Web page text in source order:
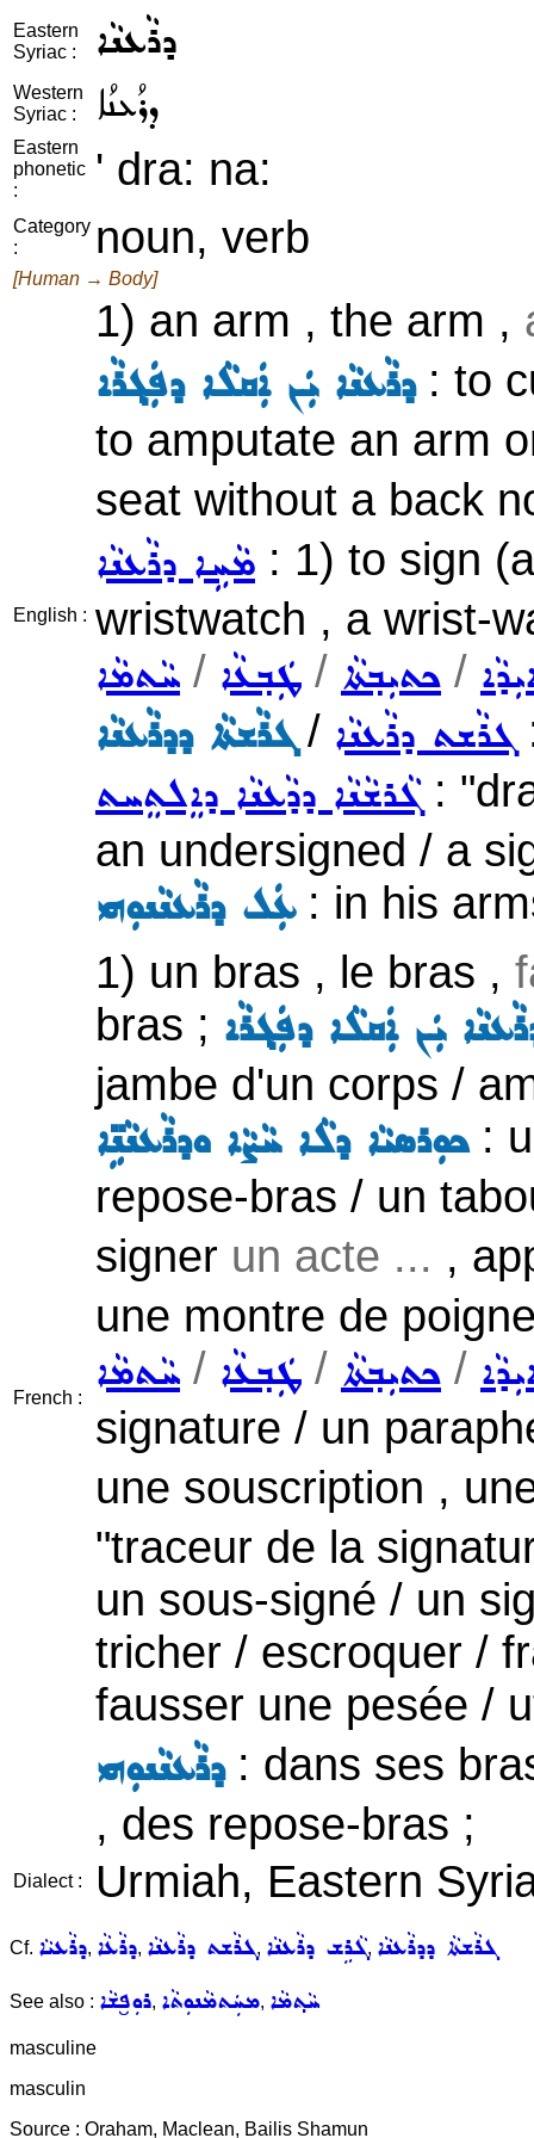
Eastern
Syriac :
ܕܪܵܥܢܵܐ
Western
Syriac :
ܕܪܳܥܢܳܐ
Eastern
phonetic
:
' dra: na:
Category
:
noun, verb
[Human → Body]
English :
1) an arm , the arm ,
ܕܪܵܥܢܵܐ ܝܲܢ ܐܲܩܠܵܐ ܕܦܲܓ݂ܪܵܐ: to
to amputate an arm
seat without a back
ܡܵܚܹܐ ܕܪܵܥܢܵܐ : 1) to sign
wristwatch , a wrist-
ܚܵܬܡܵܐ / ܛܲܒ݂ܥܵܐ / ܟܬܝܼܒ݂ܬܵܐ /
ܓܪܵܫܬܵܐ ܕܕܪܵܥܢܵܐ/ ܓܪܵܫܬ ܕܪܵܥܢܵܐ
ܓܵܪܫܵܢܵܐ ܕܕܵܥܢܵܐ ܕܐܸܠܬܸܚܬ:
an undersigned / a
ܥܲܠ ܕܪܵܥܢܵܢܘܼܗܝ: in his
French :
1) un bras , le bras ,
bras ; ܝܲܢ ܐܲܩܠܵܐ ܕܦܲܓ݂ܪܵܐ
jambe d'un corps /
ܟܘܼܪܣܝܵܐ ܕܠܵܐ ܚܵܨܵܐ ܘܕܪܵܥܢܵܢܹ̈ܐ:
repose-bras / un
signer un acte ... ,
une montre de
ܚܵܬܡܵܐ / ܛܲܒ݂ܥܵܐ / ܟܬܝܼܒ݂ܬܵܐ /
signature / un
une souscription ,
"traceur de la
un sous-signé / un
tricher / escroquer /
fausser une pesée /
ܕܪܵܥܢܵܢܘܼܗܝ: dans ses
, des repose-bras ;
Dialect : Urmiah, Eastern
Cf. ܕܪܵܥܝܵܐ, ܕܪܵܥܵܐ, ܓܪܵܫܬ ܕܪܵܥܢܵܐ, ܓܵܪܹܫ ܕܪܵܥܢܵܐ, ܓܪܵܫܬܵܐ ܕܕܪܵܥܢܵܐ
See also : ܪܘܼܦ̮ܫܵܐ, ܡܚܲܬܡܵܢܘܼܬܵܐ, ܚܵܬ݂ܡܵܐ
masculine
masculin
Source : Oraham, Maclean, Bailis Shamun